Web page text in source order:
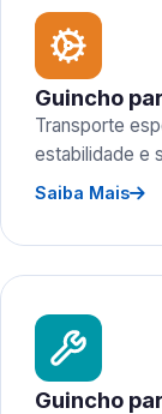
Guincho
Transporte
estabilidade e
Saiba Mais
Guincho